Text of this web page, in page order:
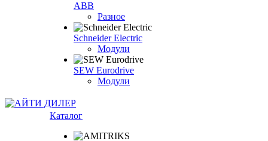
ABB
Разное
Schneider Electric
Модули
SEW Eurodrive
Модули
Каталог